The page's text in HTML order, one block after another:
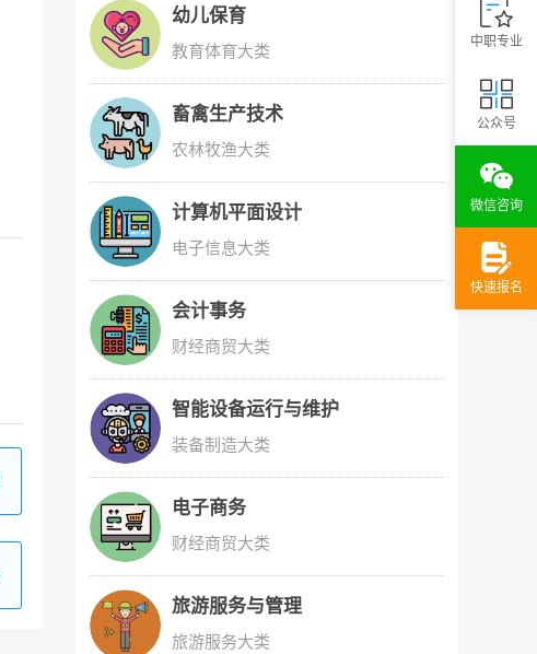
幼儿保育
教育体育大类
畜禽生产技术
农林牧渔大类
计算机平面设计
电子信息大类
会计事务
财经商贸大类
智能设备运行与维护
装备制造大类
电子商务
财经商贸大类
旅游服务与管理
旅游服务大类
中职专业
公众号
微信咨询
快速报名